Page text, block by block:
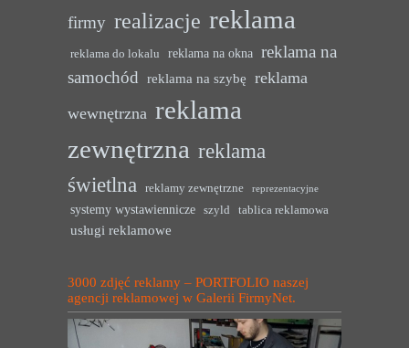
firmy realizacje reklama
reklama do lokalu reklama na okna reklama na
samochód reklama na szybę reklama
wewnętrzna reklama
zewnętrzna reklama
świetlna
reklamy zewnętrzne reprezentacyjne
systemy wystawiennicze szyld tablica reklamowa
usługi reklamowe
3000 zdjęć reklamy – PORTFOLIO naszej
agencji reklamowej w Galerii FirmyNet.